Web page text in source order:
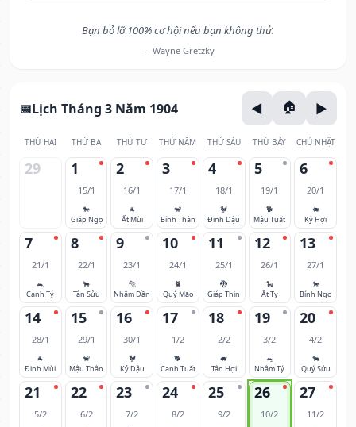
Bạn bỏ lỡ 100% cơ hội nếu bạn không thử.
— Wayne Gretzky
Lịch Tháng 3 Năm 1904
THỨ HAI THỨ BA THỨ TƯ THỨ NĂM THỨ SÁU THỨ BẢY CHỦ NHẬT
29 1
15/1
🐎
Giáp Ngọ
2
16/1
🐐
Ất Mùi
3
17/1
🐒
Bính Thân
4
18/1
🐓
Đinh Dậu
5
19/1
🐕
Mậu Tuất
6
20/1
🐖
Kỷ Hợi
7
21/1
🐀
Canh Tý
8
22/1
🐂
Tân Sửu
9
23/1
🐅
Nhâm Dần
10
24/1
🐈
Quý Mão
11
25/1
🐉
Giáp Thìn
12
26/1
🐍
Ất Tỵ
13
27/1
🐎
Bính Ngọ
14
28/1
🐐
Đinh Mùi
15
29/1
🐒
Mậu Thân
16
30/1
🐓
Kỷ Dậu
17
1/2
🐕
Canh Tuất
18
2/2
🐖
Tân Hợi
19
3/2
🐀
Nhâm Tý
20
4/2
🐂
Quý Sửu
21
5/2
22
6/2
23
7/2
24
8/2
25
9/2
26
10/2
27
11/2